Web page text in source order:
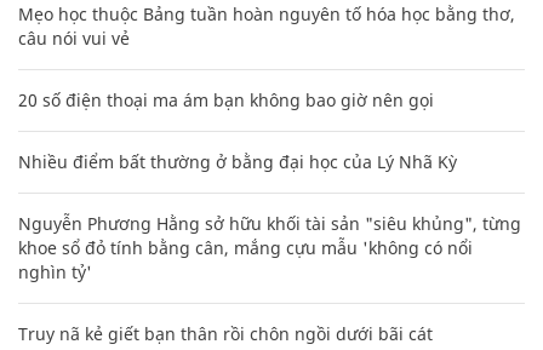
Mẹo học thuộc Bảng tuần hoàn nguyên tố hóa học bằng thơ,
câu nói vui vẻ
20 số điện thoại ma ám bạn không bao giờ nên gọi
Nhiều điểm bất thường ở bằng đại học của Lý Nhã Kỳ
Nguyễn Phương Hằng sở hữu khối tài sản "siêu khủng", từng
khoe sổ đỏ tính bằng cân, mắng cựu mẫu 'không có nổi
nghìn tỷ'
Truy nã kẻ giết bạn thân rồi chôn ngồi dưới bãi cát